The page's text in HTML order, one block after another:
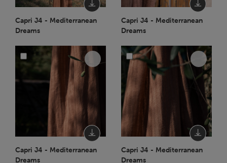
Capri J4 - Mediterranean
Dreams
Capri J4 - Mediterranean
Dreams
Capri J4 - Mediterranean
Dreams
Capri J4 - Mediterranean
Dreams